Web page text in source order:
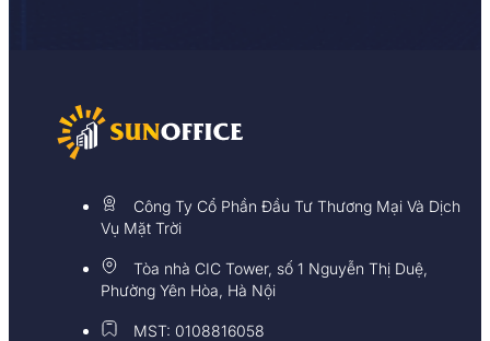
Công Ty Cổ Phần Đầu Tư Thương Mại Và Dịch
Vụ Mặt Trời
Tòa nhà CIC Tower, số 1 Nguyễn Thị Duệ,
Phường Yên Hòa, Hà Nội
MST: 0108816058